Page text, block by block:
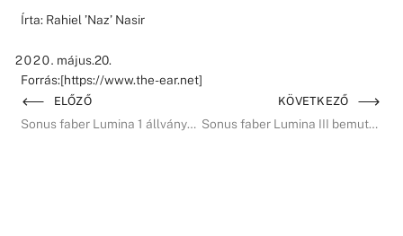
Írta: Rahiel ’Naz’ Nasir
május.20.
Forrás:[https://www.the-ear.net]
ELŐZŐ
Sonus faber Lumina 1 állványos hangfal teszt
KÖVETKEZŐ
Sonus faber Lumina III bemutató Stereonet